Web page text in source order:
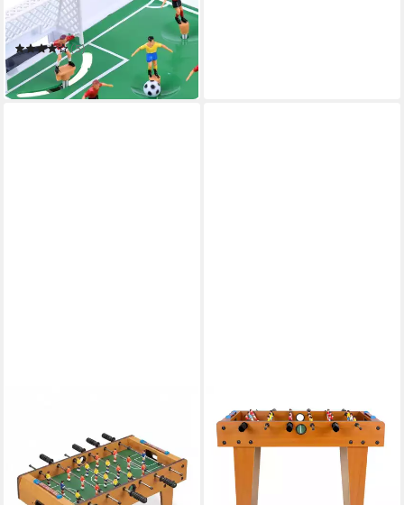
Tischfußballspiel
Frühlingstischfußball,
Arcade-Spiel, Fußballplatz
(5)
25,99 €
in 4-5 Werktagen bei dir